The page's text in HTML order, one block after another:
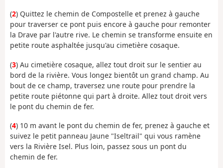
(2) Quittez le chemin de Compostelle et prenez à gauche
pour traverser ce pont puis encore à gauche pour remonter
la Drave par l'autre rive. Le chemin se transforme ensuite en
petite route asphaltée jusqu'au cimetière cosaque.
(3) Au cimetière cosaque, allez tout droit sur le sentier au
bord de la rivière. Vous longez bientôt un grand champ. Au
bout de ce champ, traversez une route pour prendre la
petite route piétonne qui part à droite. Allez tout droit vers
le pont du chemin de fer.
(4) 10 m avant le pont du chemin de fer, prenez à gauche et
suivez le petit panneau Jaune "Iseltrail" qui vous ramène
vers la Rivière Isel. Plus loin, passez sous un pont du
chemin de fer.